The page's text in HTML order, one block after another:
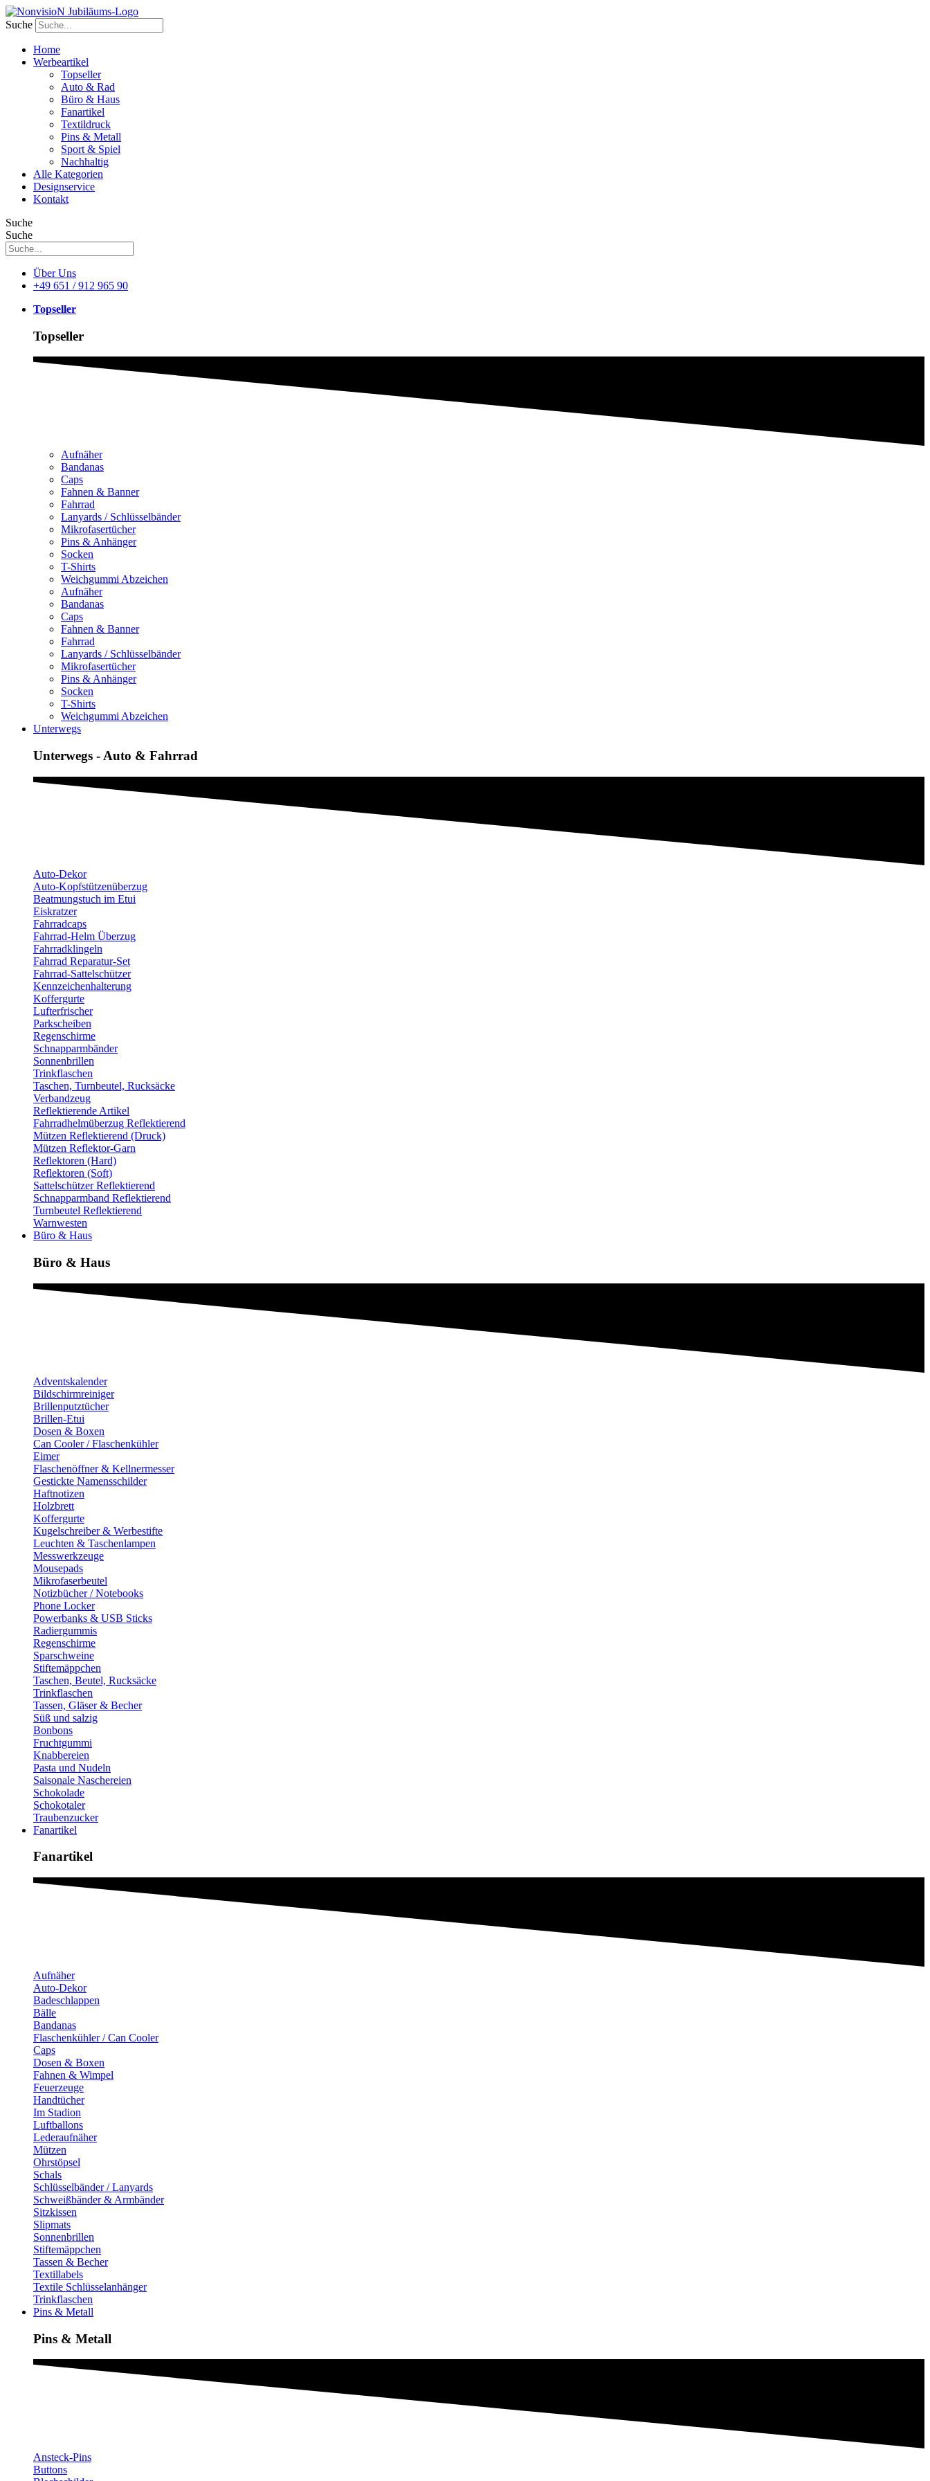
Zum
Inhalt
wechseln
Suche
Home
Werbeartikel
Topseller
Auto & Rad
Büro & Haus
Fanartikel
Textildruck
Pins & Metall
Sport & Spiel
Nachhaltig
Alle Kategorien
Designservice
Kontakt
Suche
Suche
Über Uns
+49 651 / 912 965 90
Topseller
Topseller
Aufnäher
Bandanas
Caps
Fahnen & Banner
Fahrrad
Lanyards / Schlüsselbänder
Mikrofasertücher
Pins & Anhänger
Socken
T-Shirts
Weichgummi Abzeichen
Aufnäher
Bandanas
Caps
Fahnen & Banner
Fahrrad
Lanyards / Schlüsselbänder
Mikrofasertücher
Pins & Anhänger
Socken
T-Shirts
Weichgummi Abzeichen
Unterwegs
Unterwegs - Auto & Fahrrad
Auto-Dekor
Auto-Kopfstützenüberzug
Beatmungstuch im Etui
Eiskratzer
Fahrradcaps
Fahrrad-Helm Überzug
Fahrradklingeln
Fahrrad Reparatur-Set
Fahrrad-Sattelschützer
Kennzeichenhalterung
Koffergurte
Lufterfrischer
Parkscheiben
Regenschirme
Schnapparmbänder
Sonnenbrillen
Trinkflaschen
Taschen, Turnbeutel, Rucksäcke
Verbandzeug
Reflektierende Artikel
Fahrradhelmüberzug Reflektierend
Mützen Reflektierend (Druck)
Mützen Reflektor-Garn
Reflektoren (Hard)
Reflektoren (Soft)
Sattelschützer Reflektierend
Schnapparmband Reflektierend
Turnbeutel Reflektierend
Warnwesten
Büro & Haus
Büro & Haus
Adventskalender
Bildschirmreiniger
Brillenputztücher
Brillen-Etui
Dosen & Boxen
Can Cooler / Flaschenkühler
Eimer
Flaschenöffner & Kellnermesser
Gestickte Namensschilder
Haftnotizen
Holzbrett
Koffergurte
Kugelschreiber & Werbestifte
Leuchten & Taschenlampen
Messwerkzeuge
Mousepads
Mikrofaserbeutel
Notizbücher / Notebooks
Phone Locker
Powerbanks & USB Sticks
Radiergummis
Regenschirme
Sparschweine
Stiftemäppchen
Taschen, Beutel, Rucksäcke
Trinkflaschen
Tassen, Gläser & Becher
Süß und salzig
Bonbons
Fruchtgummi
Knabbereien
Pasta und Nudeln
Saisonale Naschereien
Schokolade
Schokotaler
Traubenzucker
Fanartikel
Fanartikel​
Aufnäher
Auto-Dekor
Badeschlappen
Bälle
Bandanas
Flaschenkühler / Can Cooler
Caps
Dosen & Boxen
Fahnen & Wimpel
Feuerzeuge
Handtücher
Im Stadion
Luftballons
Lederaufnäher
Mützen
Ohrstöpsel
Schals
Schlüsselbänder / Lanyards
Schweißbänder & Armbänder
Sitzkissen
Slipmats
Sonnenbrillen
Stiftemäppchen
Tassen & Becher
Textillabels
Textile Schlüsselanhänger
Trinkflaschen
Pins & Metall
Pins & Metall​
Ansteck-Pins
Buttons